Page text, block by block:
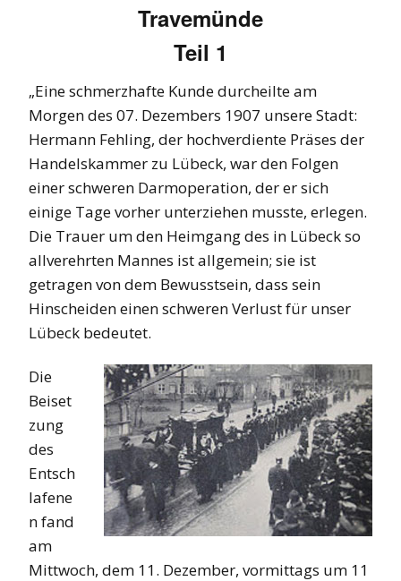
Travemünde
Teil 1
„Eine schmerzhafte Kunde durcheilte am
Morgen des 07. Dezembers 1907 unsere Stadt:
Hermann Fehling, der hochverdiente Präses der
Handelskammer zu Lübeck, war den Folgen
einer schweren Darmoperation, der er sich
einige Tage vorher unterziehen musste, erlegen.
Die Trauer um den Heimgang des in Lübeck so
allverehrten Mannes ist allgemein; sie ist
getragen von dem Bewusstsein, dass sein
Hinscheiden einen schweren Verlust für unser
Lübeck bedeutet.
Die
Beiset
zung
des
Entsch
lafene
n fand
am
Mittwoch, dem 11. Dezember, vormittags um 11